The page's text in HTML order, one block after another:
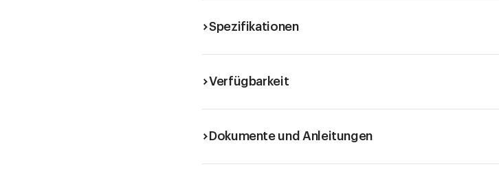
Spezifikationen
Verfügbarkeit
Dokumente und Anleitungen